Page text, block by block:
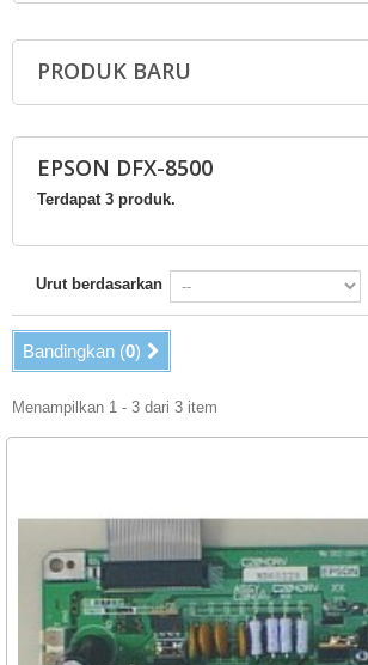
PRODUK BARU
EPSON DFX-8500
Terdapat 3 produk.
Urut berdasarkan
Bandingkan (0)
Menampilkan 1 - 3 dari 3 item